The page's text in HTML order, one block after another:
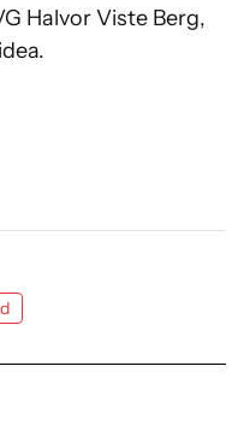
Halvor Viste Berg,